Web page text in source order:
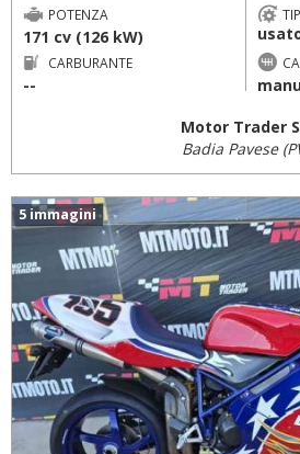
POTENZA
171 cv (126 kW)
CARBURANTE
--
Motor Trader
Badia Pavese
5 immagini